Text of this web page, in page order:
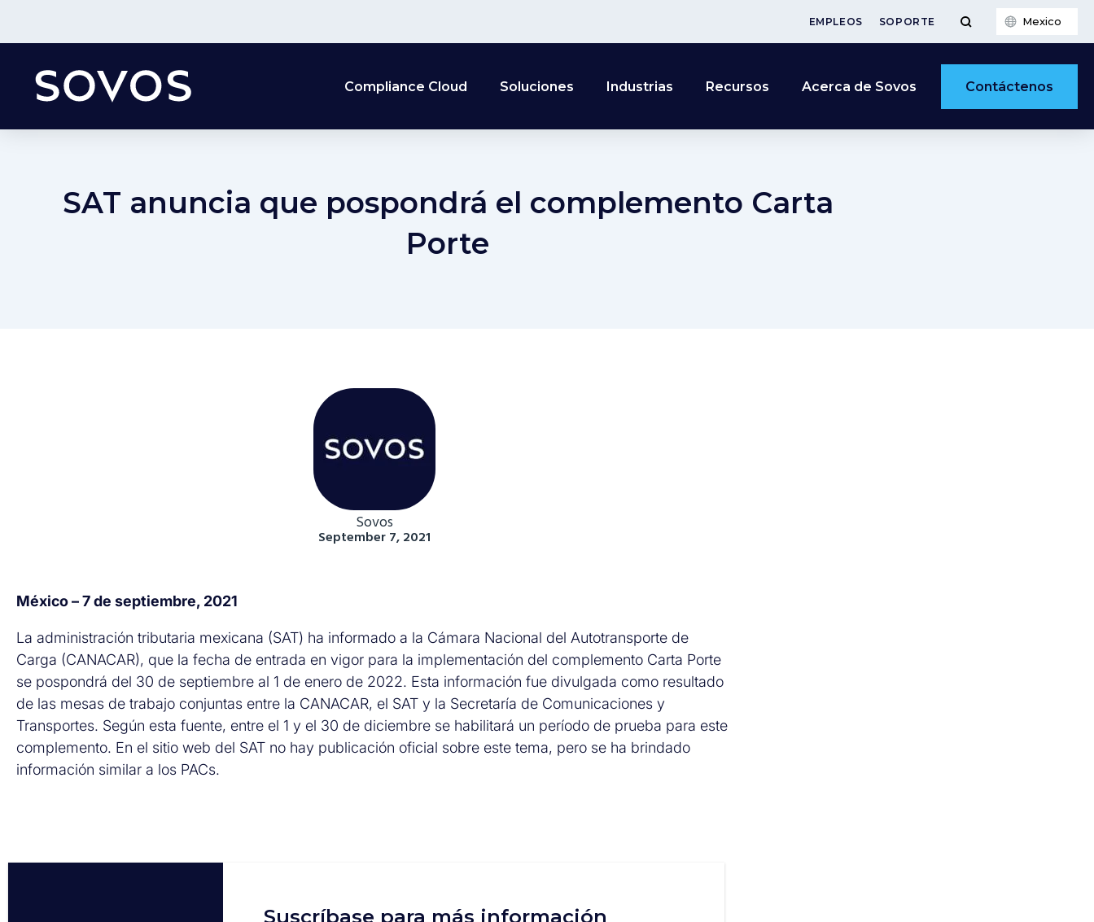
EMPLEOS SOPORTE Mexico
Compliance Cloud Soluciones Industrias Recursos Acerca de Sovos Contáctenos
SAT anuncia que pospondrá el complemento Carta
Porte
Sovos
September 7, 2021
México – 7 de septiembre, 2021
La administración tributaria mexicana (SAT) ha informado a la Cámara Nacional del Autotransporte de
Carga (CANACAR), que la fecha de entrada en vigor para la implementación del complemento Carta Porte
se pospondrá del 30 de septiembre al 1 de enero de 2022. Esta información fue divulgada como resultado
de las mesas de trabajo conjuntas entre la CANACAR, el SAT y la Secretaría de Comunicaciones y
Transportes. Según esta fuente, entre el 1 y el 30 de diciembre se habilitará un período de prueba para este
complemento. En el sitio web del SAT no hay publicación oficial sobre este tema, pero se ha brindado
información similar a los PACs.
Suscríbase para más información